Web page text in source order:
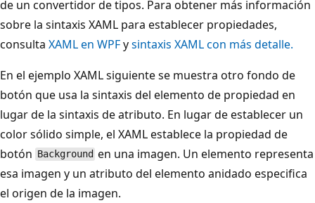
de un convertidor de tipos. Para obtener más información
sobre la sintaxis XAML para establecer propiedades,
consulta XAML en WPFysintaxis XAML con más detalle.
En el ejemplo XAML siguiente se muestra otro fondo de
botón que usa la sintaxis del elemento de propiedad en
lugar de la sintaxis de atributo. En lugar de establecer un
color sólido simple, el XAML establece la propiedad de
botón Background en una imagen. Un elemento representa
esa imagen y un atributo del elemento anidado especifica
el origen de la imagen.